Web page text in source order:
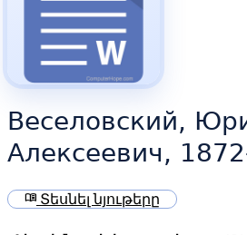
Веселовский,
Алексеевич,
menu_book Տեսնել նյութերը